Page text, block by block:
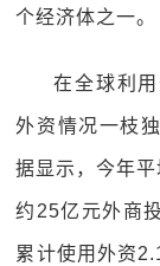
个经济体之一。
在全球利
外资情况一枝
据显示，今年
约25亿元外商
累计使用外资